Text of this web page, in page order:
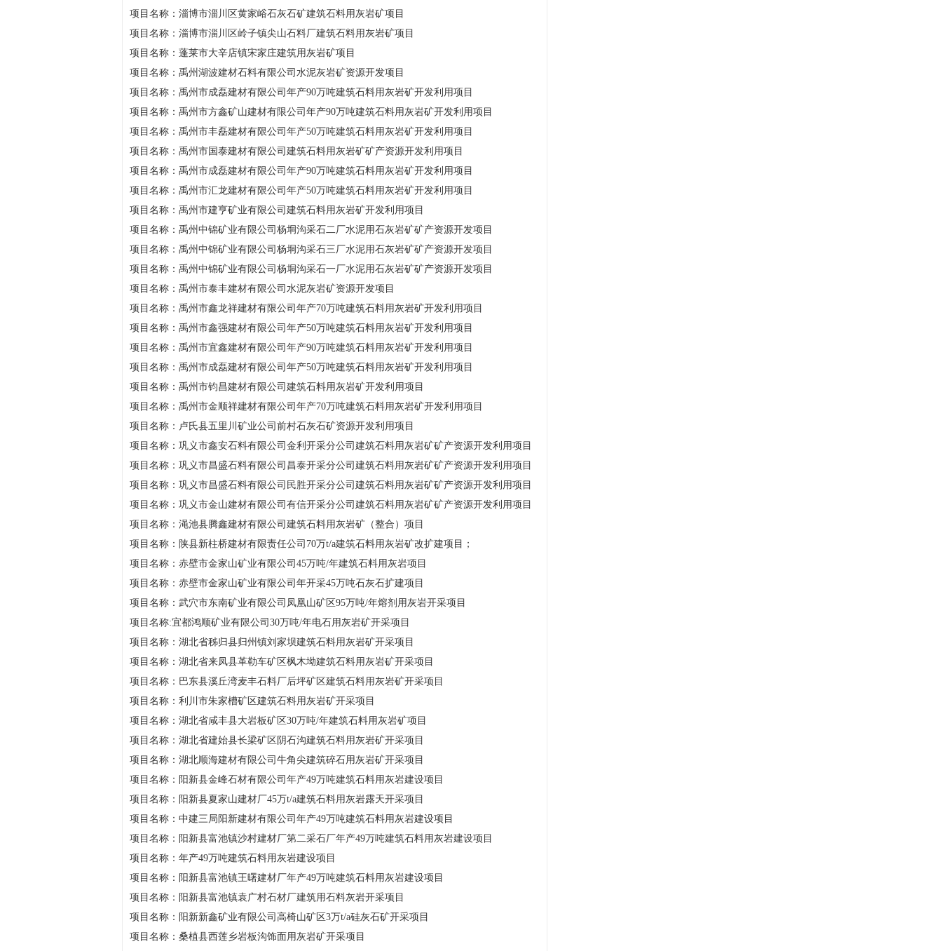
项目名称：淄博市淄川区黄家峪石灰石矿建筑石料用灰岩矿项目
项目名称：淄博市淄川区岭子镇尖山石料厂建筑石料用灰岩矿项目
项目名称：蓬莱市大辛店镇宋家庄建筑用灰岩矿项目
项目名称：禹州湖波建材石料有限公司水泥灰岩矿资源开发项目
项目名称：禹州市成磊建材有限公司年产90万吨建筑石料用灰岩矿开发利用项目
项目名称：禹州市方鑫矿山建材有限公司年产90万吨建筑石料用灰岩矿开发利用项目
项目名称：禹州市丰磊建材有限公司年产50万吨建筑石料用灰岩矿开发利用项目
项目名称：禹州市国泰建材有限公司建筑石料用灰岩矿矿产资源开发利用项目
项目名称：禹州市成磊建材有限公司年产90万吨建筑石料用灰岩矿开发利用项目
项目名称：禹州市汇龙建材有限公司年产50万吨建筑石料用灰岩矿开发利用项目
项目名称：禹州市建亨矿业有限公司建筑石料用灰岩矿开发利用项目
项目名称：禹州中锦矿业有限公司杨垌沟采石二厂水泥用石灰岩矿矿产资源开发项目
项目名称：禹州中锦矿业有限公司杨垌沟采石三厂水泥用石灰岩矿矿产资源开发项目
项目名称：禹州中锦矿业有限公司杨垌沟采石一厂水泥用石灰岩矿矿产资源开发项目
项目名称：禹州市泰丰建材有限公司水泥灰岩矿资源开发项目
项目名称：禹州市鑫龙祥建材有限公司年产70万吨建筑石料用灰岩矿开发利用项目
项目名称：禹州市鑫强建材有限公司年产50万吨建筑石料用灰岩矿开发利用项目
项目名称：禹州市宜鑫建材有限公司年产90万吨建筑石料用灰岩矿开发利用项目
项目名称：禹州市成磊建材有限公司年产50万吨建筑石料用灰岩矿开发利用项目
项目名称：禹州市钧昌建材有限公司建筑石料用灰岩矿开发利用项目
项目名称：禹州市金顺祥建材有限公司年产70万吨建筑石料用灰岩矿开发利用项目
项目名称：卢氏县五里川矿业公司前村石灰石矿资源开发利用项目
项目名称：巩义市鑫安石料有限公司金利开采分公司建筑石料用灰岩矿矿产资源开发利用项目
项目名称：巩义市昌盛石料有限公司昌泰开采分公司建筑石料用灰岩矿矿产资源开发利用项目
项目名称：巩义市昌盛石料有限公司民胜开采分公司建筑石料用灰岩矿矿产资源开发利用项目
项目名称：巩义市金山建材有限公司有信开采分公司建筑石料用灰岩矿矿产资源开发利用项目
项目名称：渑池县腾鑫建材有限公司建筑石料用灰岩矿（整合）项目
项目名称：陕县新柱桥建材有限责任公司70万t/a建筑石料用灰岩矿改扩建项目；
项目名称：赤壁市金家山矿业有限公司45万吨/年建筑石料用灰岩项目
项目名称：赤壁市金家山矿业有限公司年开采45万吨石灰石扩建项目
项目名称：武穴市东南矿业有限公司凤凰山矿区95万吨/年熔剂用灰岩开采项目
项目名称:宜都鸿顺矿业有限公司30万吨/年电石用灰岩矿开采项目
项目名称：湖北省秭归县归州镇刘家坝建筑石料用灰岩矿开采项目
项目名称：湖北省来凤县革勒车矿区枫木坳建筑石料用灰岩矿开采项目
项目名称：巴东县溪丘湾麦丰石料厂后坪矿区建筑石料用灰岩矿开采项目
项目名称：利川市朱家槽矿区建筑石料用灰岩矿开采项目
项目名称：湖北省咸丰县大岩板矿区30万吨/年建筑石料用灰岩矿项目
项目名称：湖北省建始县长梁矿区阴石沟建筑石料用灰岩矿开采项目
项目名称：湖北顺海建材有限公司牛角尖建筑碎石用灰岩矿开采项目
项目名称：阳新县金峰石材有限公司年产49万吨建筑石料用灰岩建设项目
项目名称：阳新县夏家山建材厂45万t/a建筑石料用灰岩露天开采项目
项目名称：中建三局阳新建材有限公司年产49万吨建筑石料用灰岩建设项目
项目名称：阳新县富池镇沙村建材厂第二采石厂年产49万吨建筑石料用灰岩建设项目
项目名称：年产49万吨建筑石料用灰岩建设项目
项目名称：阳新县富池镇王曙建材厂年产49万吨建筑石料用灰岩建设项目
项目名称：阳新县富池镇袁广村石材厂建筑用石料灰岩开采项目
项目名称：阳新新鑫矿业有限公司高椅山矿区3万t/a硅灰石矿开采项目
项目名称：桑植县西莲乡岩板沟饰面用灰岩矿开采项目